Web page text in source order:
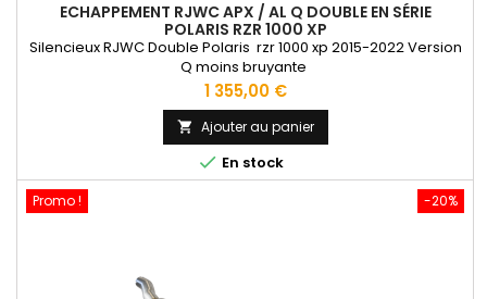
ECHAPPEMENT RJWC APX / AL Q DOUBLE EN SÉRIE
POLARIS RZR 1000 XP
Silencieux RJWC Double Polaris rzr 1000 xp 2015-2022 Version
Q moins bruyante
Prix
1 355,00 €
 Ajouter au panier
 En stock
-20%
Promo !